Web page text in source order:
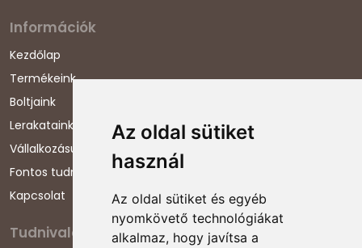
Az oldal sütiket
használ
Az oldal sütiket és egyéb
nyomkövető technológiákat
alkalmaz, hogy javítsa a
Információk
Kezdőlap
Termékeink
Boltjaink
Lerakataink
Vállalkozásunkról
Fontos tudnivalók
Kapcsolat
Tudnivalók